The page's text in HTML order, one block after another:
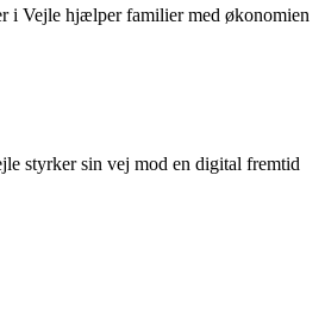
i Vejle hjælper familier med økonomien
styrker sin vej mod en digital fremtid